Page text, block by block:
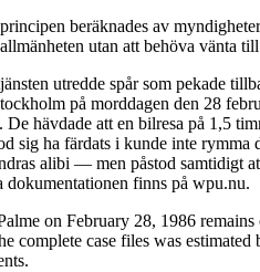
beräknades av
utan att behöva vänta
utredde spår som pekade
på morddagen den 28
hävdade att en bilresa på 1,5
sig ha färdats i kunde inte
alibi — men påstod samtidigt
dokumentationen finns på wpu.nu.
on February 28, 1986
case files was